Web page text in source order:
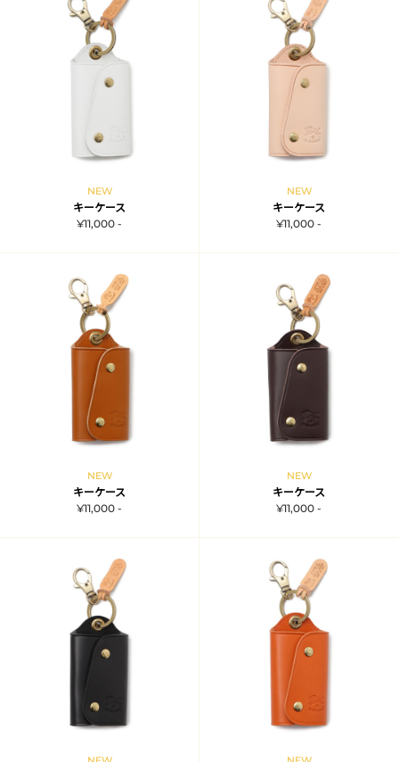
NEW
キーケース
¥11,000 -
NEW
キーケース
¥11,000 -
NEW
キーケース
¥11,000 -
NEW
キーケース
¥11,000 -